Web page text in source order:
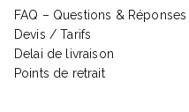
FAQ – Questions & Réponses
Devis / Tarifs
Delai de livraison
Points de retrait